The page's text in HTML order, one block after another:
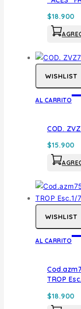
$18.900
WISHLIST
AL CARRITO
COD.
$15.900
WISHLIST
AL CARRITO
TROP
$18.900